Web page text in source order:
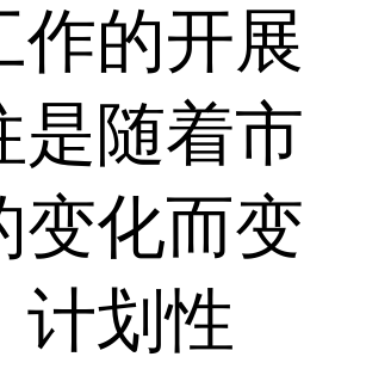
作的开展
是随着市
变化而变
计划性